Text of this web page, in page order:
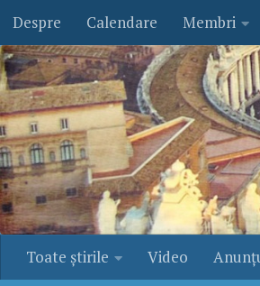
Skip to content
Despre Calendare Membri
Toate ştirile Video